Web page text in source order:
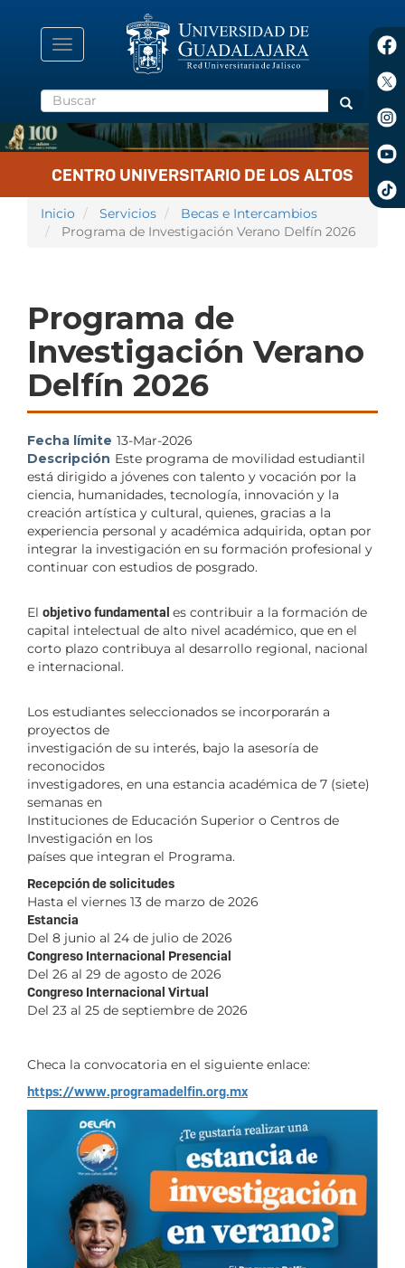
contenido
principal
Toggle
navigation
Buscar Buscar
CENTRO UNIVERSITARIO DE LOS ALTOS
Inicio Servicios
Becas e Intercambios
Programa de Investigación Verano Delfín 2026
Programa de
Investigación Verano
Delfín 2026
Fecha límite 13-Mar-2026
Descripción Este programa de movilidad estudiantil
está dirigido a jóvenes con talento y vocación por la
ciencia, humanidades, tecnología, innovación y la
creación artística y cultural, quienes, gracias a la
experiencia personal y académica adquirida, optan por
integrar la investigación en su formación profesional y
continuar con estudios de posgrado.
El objetivo fundamental es contribuir a la formación de
capital intelectual de alto nivel académico, que en el
corto plazo contribuya al desarrollo regional, nacional
e internacional.
Los estudiantes seleccionados se incorporarán a
proyectos de
investigación de su interés, bajo la asesoría de
reconocidos
investigadores, en una estancia académica de 7 (siete)
semanas en
Instituciones de Educación Superior o Centros de
Investigación en los
países que integran el Programa.
Recepción de solicitudes
Hasta el viernes 13 de marzo de 2026
Estancia
Del 8 junio al 24 de julio de 2026
Congreso Internacional Presencial
Del 26 al 29 de agosto de 2026
Congreso Internacional Virtual
Del 23 al 25 de septiembre de 2026
Checa la convocatoria en el siguiente enlace:
https://www.programadelfin.org.mx